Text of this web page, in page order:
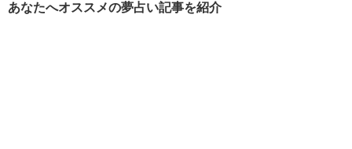
あなたへオススメの夢占い記事を紹介